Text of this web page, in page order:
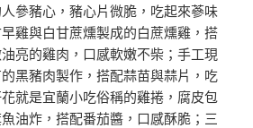
參豬心，豬心片微脆，吃起來蔘味
雞與白甘蔗燻製成的白蔗燻雞，搭
亮的雞肉，口感軟嫩不柴；手工現
黑豬肉製作，搭配蒜苗與蒜片，吃
就是宜蘭小吃俗稱的雞捲，腐皮包
油炸，搭配番茄醬，口感酥脆；三